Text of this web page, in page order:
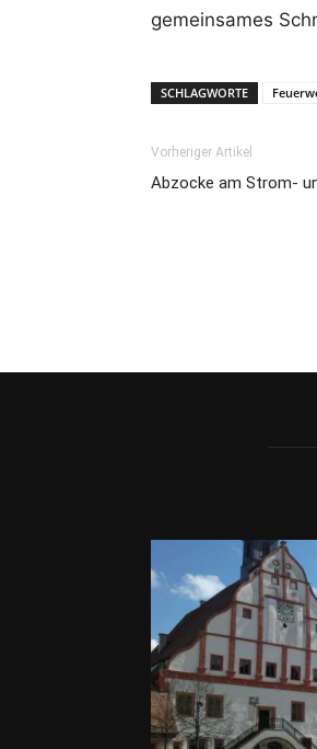
gemeinsames
SCHLAGWORTE
Vorheriger Artikel
Abzocke am Strom-